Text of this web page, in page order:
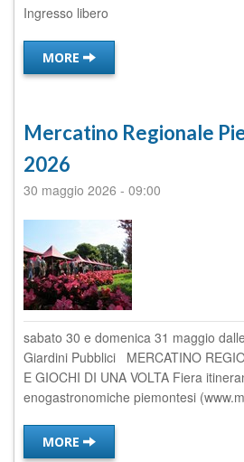
Ingresso libero
MORE
Mercatino Regionale
2026
30 maggio 2026 - 09:00
sabato 30 e domenica 31 maggio
Giardini Pubblici MERCATINO
E GIOCHI DI UNA VOLTA Fiera
enogastronomiche piemontesi
MORE